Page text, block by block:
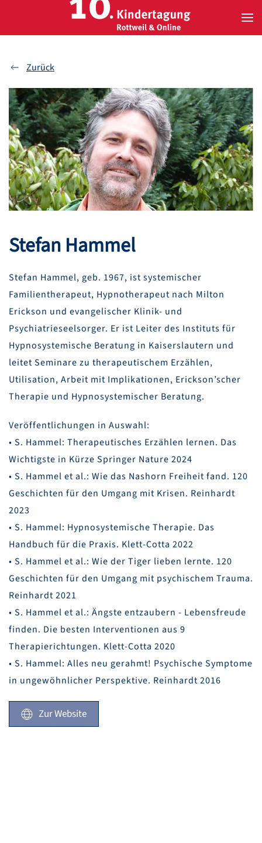
Zum Hauptinhalt springen
Zurück
Stefan Hammel
Stefan Hammel, geb. 1967, ist systemischer
Familientherapeut, Hypnotherapeut nach Milton
Erickson und evangelischer Klinik- und
Psychiatrieseelsorger. Er ist Leiter des Instituts für
Hypnosystemische Beratung in Kaiserslautern und
leitet Seminare zu therapeutischem Erzählen,
Utilisation, Arbeit mit Implikationen, Erickson’scher
Therapie und Hypnosystemischer Beratung.
Veröffentlichungen in Auswahl:
• S. Hammel: Therapeutisches Erzählen lernen. Das
Wichtigste in Kürze Springer Nature 2024
• S. Hammel et al.: Wie das Nashorn Freiheit fand. 120
Geschichten für den Umgang mit Krisen. Reinhardt
2023
• S. Hammel: Hypnosystemische Therapie. Das
Handbuch für die Praxis. Klett-Cotta 2022
• S. Hammel et al.: Wie der Tiger lieben lernte. 120
Geschichten für den Umgang mit psychischem Trauma.
Reinhardt 2021
• S. Hammel et al.: Ängste entzaubern - Lebensfreude
finden. Die besten Interventionen aus 9
Therapierichtungen. Klett-Cotta 2020
• S. Hammel: Alles neu gerahmt! Psychische Symptome
in ungewöhnlicher Perspektive. Reinhardt 2016
Zur Website